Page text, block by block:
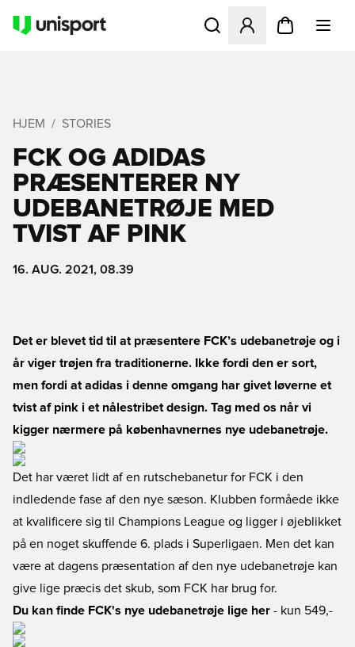
Åbner en Modal til at
HJEM STORIES
FCK OG ADIDAS
PRÆSENTERER NY
UDEBANETRØJE MED
TVIST AF PINK
16. AUG. 2021, 08.39
Det er blevet tid til at præsentere FCK’s udebanetrøje og i
år viger trøjen fra traditionerne. Ikke fordi den er sort,
men fordi at adidas i denne omgang har givet løverne et
tvist af pink i et nålestribet design. Tag med os når vi
kigger nærmere på københavnernes nye udebanetrøje.
Det har været lidt af en rutschebanetur for FCK i den
indledende fase af den nye sæson. Klubben formåede ikke
at kvalificere sig til Champions League og ligger i øjeblikket
på en noget skuffende 6. plads i Superligaen. Men det kan
være at dagens præsentation af den nye udebanetrøje kan
give lige præcis det skub, som FCK har brug for.
Du kan finde FCK's nye udebanetrøje lige her - kun 549,-